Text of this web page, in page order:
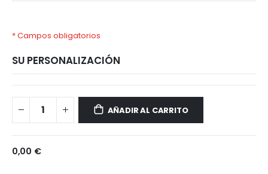
* Campos obligatorios
SU PERSONALIZACIÓN
AÑADIR AL CARRITO
0,00 €